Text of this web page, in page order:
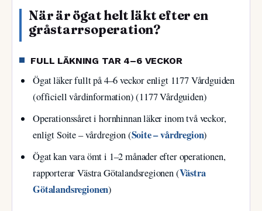
När är ögat helt läkt efter en
gråstarrsoperation?
FULL LÄKNING TAR 4–6 VECKOR
Ögat läker fullt på 4–6 veckor enligt 1177 Vårdguiden
(officiell vårdinformation) (1177 Vårdguiden)
Operationssåret i hornhinnan läker inom två veckor,
enligt Soite – vårdregion (Soite – vårdregion)
Ögat kan vara ömt i 1–2 månader efter operationen,
rapporterar Västra Götalandsregionen (Västra
Götalandsregionen)